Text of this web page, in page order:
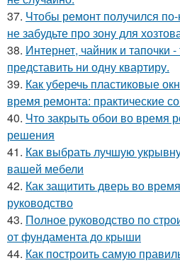
37. Чтобы ремонт получился
не забудьте про зону для
38. Интернет, чайник и тапочки
представить ни одну квартиру.
39. Как уберечь пластиковые
время ремонта: практические
40. Что закрыть обои во время
решения
41. Как выбрать лучшую
вашей мебели
42. Как защитить дверь во
руководство
43. Полное руководство по
от фундамента до крыши
44. Как построить самую